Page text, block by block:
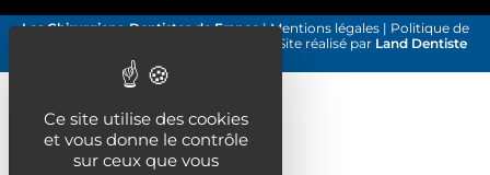
Les Chirurgiens-Dentistes de France|Mentions légales | Politique de
| Site réalisé par Land Dentiste
Ce site utilise des cookies
et vous donne le contrôle
sur ceux que vous